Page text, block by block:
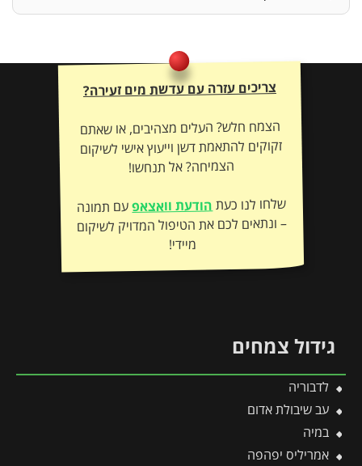
צריכים עזרה עם עדשת מים זעירה?
הצמח חלש? העלים מצהיבים, או שאתם
זקוקים להתאמת דשן וייעוץ אישי לשיקום
הצמיחה? אל תנחשו!
שלחו לנו כעתהודעת וואצאפעם תמונה
– ונתאים לכם את הטיפול המדויק לשיקום
מיידי!
גידול צמחים
לדבוריה
עב שיבולת אדום
במיה
אמריליס יפהפה